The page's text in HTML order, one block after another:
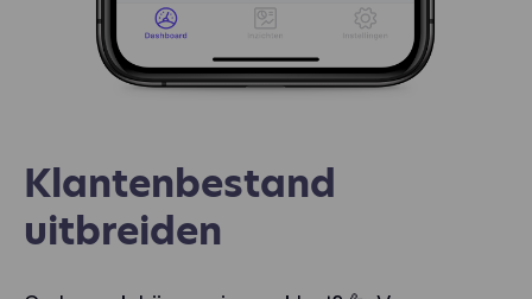
Klantenbestand
uitbreiden